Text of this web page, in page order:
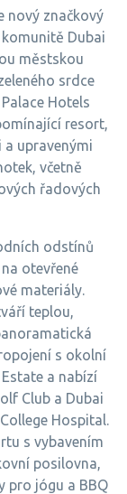
nový značkový
Dubai
městskou
srdce
Hotels
resort,
upravenými
včetně
řadových
odstínů
otevřené
materiály.
teplou,
s okolní
a nabízí
Club a Dubai
Hospital.
s vybavením
posilovna,
pro jógu a BBQ